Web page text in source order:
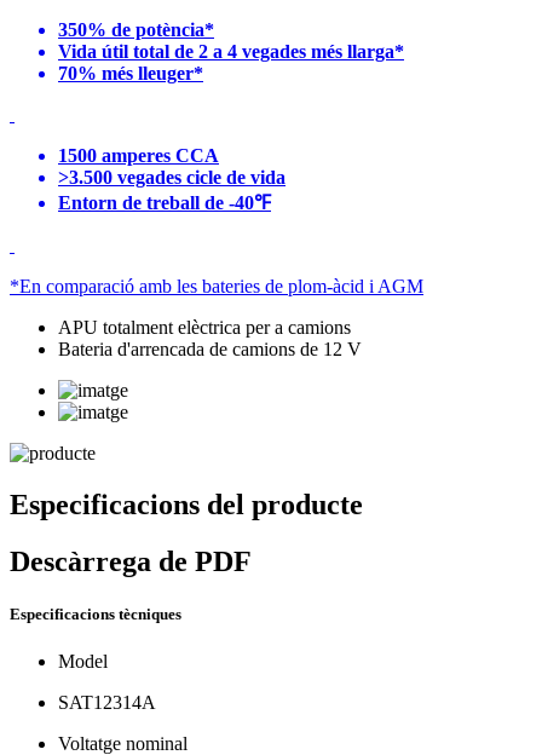
350% de potència*
Vida útil total de 2 a 4 vegades més llarga*
70% més lleuger*
1500 amperes CCA
>3.500 vegades cicle de vida
Entorn de treball de -40℉
*En comparació amb les bateries de plom-àcid i AGM
APU totalment elèctrica per a camions
Bateria d'arrencada de camions de 12 V
Especificacions del producte
Descàrrega de PDF
Especificacions tècniques
Model
SAT12314A
Voltatge nominal